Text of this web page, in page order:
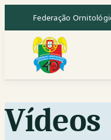
conteúdo
Federação
Vídeos